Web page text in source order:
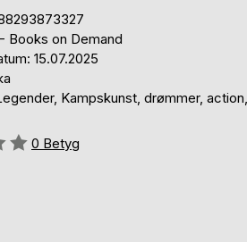
Books on Demand
15.07.2025
Kampskunst, drømmer,
0 Betyg